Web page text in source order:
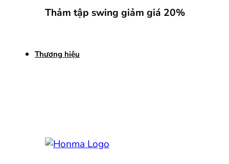
Thảm tập swing giảm giá 20%
Thương hiệu